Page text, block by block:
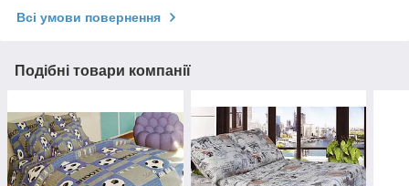
Всі умови повернення
Подібні товари компанії